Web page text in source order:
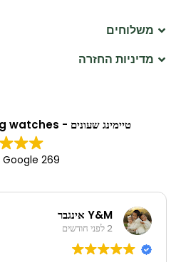
משלוחים
מדיניות החזרה
טיימינג שעונים - timing watches
269 Google ביקורות
Y&M אינגבר
2 לפני חודשים